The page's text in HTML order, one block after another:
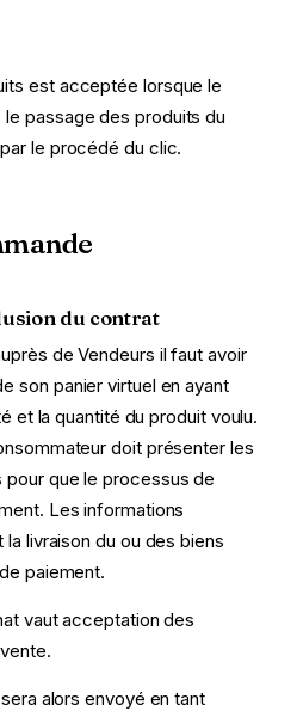
est acceptée lorsque le
passage des produits du
le procédé du clic.
du contrat
de Vendeurs il faut avoir
son panier virtuel en ayant
et la quantité du produit voulu.
doit présenter les
que le processus de
Les informations
livraison du ou des biens
paiement.
vaut acceptation des
alors envoyé en tant